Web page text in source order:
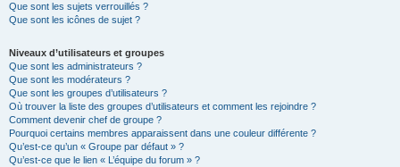
Que sont les sujets verrouillés ?
Que sont les icônes de sujet ?
Niveaux d’utilisateurs et groupes
Que sont les administrateurs ?
Que sont les modérateurs ?
Que sont les groupes d’utilisateurs ?
Où trouver la liste des groupes d’utilisateurs et comment les rejoindre ?
Comment devenir chef de groupe ?
Pourquoi certains membres apparaissent dans une couleur différente ?
Qu’est-ce qu’un « Groupe par défaut » ?
Qu’est-ce que le lien « L’équipe du forum » ?